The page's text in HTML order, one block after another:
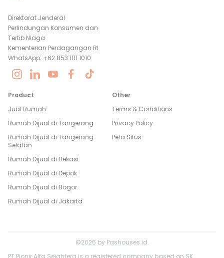
Direktorat Jenderal
Perlindungan Konsumen dan
Tertib Niaga
Kementerian Perdagangan RI
WhatsApp: +62 853 1111 1010
Product
Jual Rumah
Rumah Dijual di Tangerang
Rumah Dijual di Tangerang
Selatan
Rumah Dijual di Bekasi
Rumah Dijual di Depok
Rumah Dijual di Bogor
Rumah Dijual di Jakarta
Other
Terms & Conditions
Privacy Policy
Peta Situs
©2026 by Pashouses.id.
PT Pionir Alfa Sejahtera is a registered company based on SK